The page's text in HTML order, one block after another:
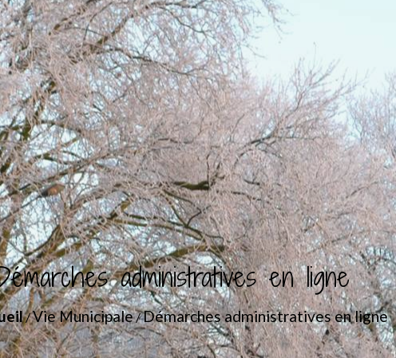
administratives en ligne
/Vie Municipale/Démarches administratives en ligne